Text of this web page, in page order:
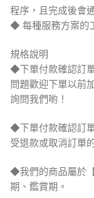
程序，且完成後會
◆ 每種服務方案的
規格說明
◆下單付款確認訂
問題歡迎下單以前
詢問我們喲！
◆下單付款確認訂
受退款或取消訂單
◆我們的商品屬於
期、鑑賞期。